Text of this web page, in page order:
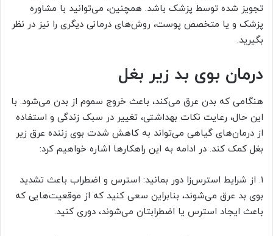
تجویز شده توسط پزشک باشد. همچنین، می‌توانید با مشاوره
پزشک و یا متخصص پوست، روش‌های درمانی دیگری را نیز در نظر
بگیرید.
درمان بوی بد زیر بغل
هنگامی که بدن عرق می‌کند، باعث خروج سموم از بدن می‌شود. با
این حال، رعایت نکات بهداشتی، تغییر در سبک زندگی و استفاده
از درمان‌های گیاهی می‌تواند به کاهش شدت بوی زننده عرق زیر
بغل کمک کند. در ادامه به این راهکارها اشاره خواهیم کرد:
۱. از شرایط استرس‌زا دور بمانید: استرس و اضطراب باعث تشدید
بوی بد عرق می‌شوند، بنابراین سعی کنید که از موقعیت‌هایی که
باعث ایجاد استرس یا اضطرابتان می‌شوند، دوری کنید.